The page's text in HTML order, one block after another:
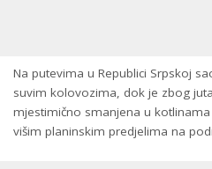
Na putevima u Republici Srpskoj
suvim kolovozima, dok je zbog
mjestimično smanjena u
višim planinskim predjelima na